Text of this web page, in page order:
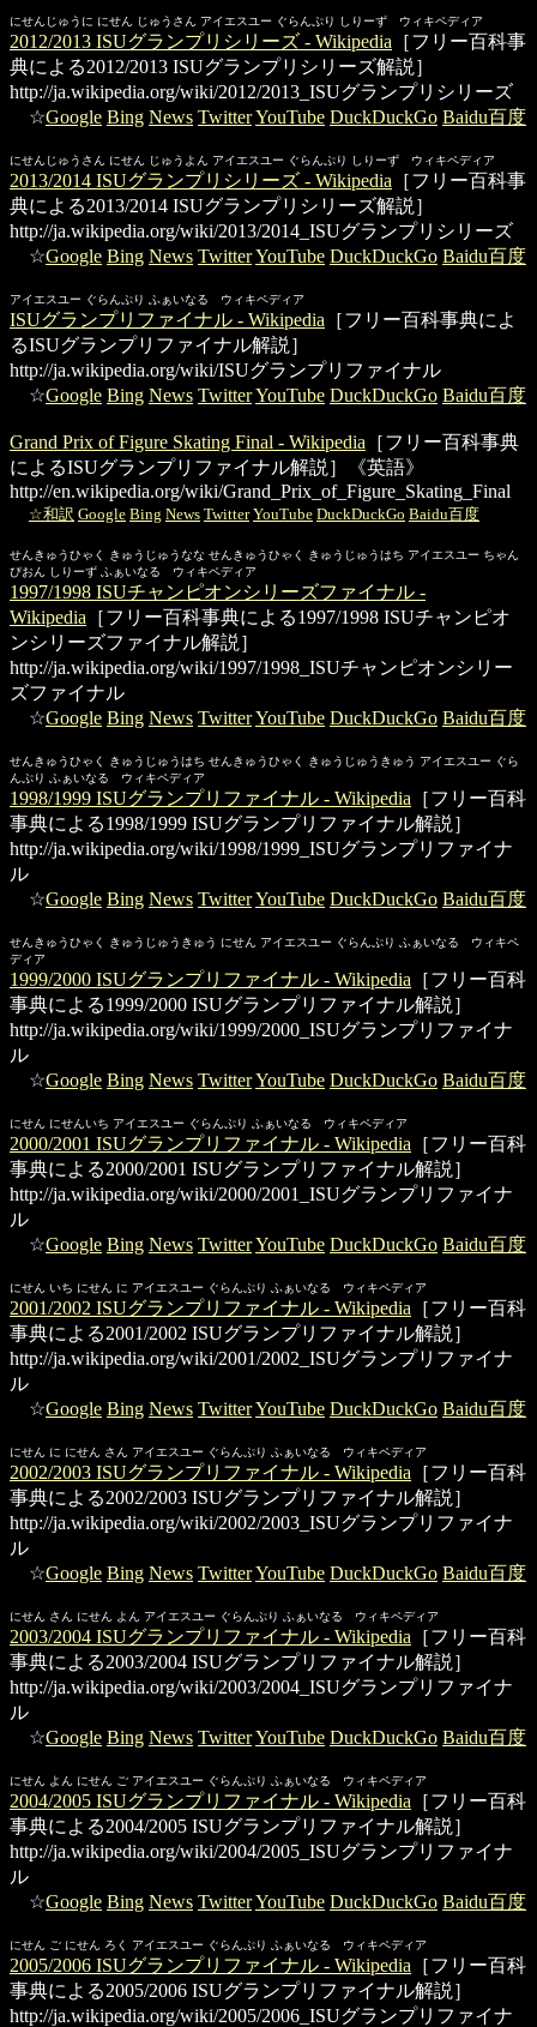
にせんじゅうに にせん じゅうさん アイエスユー ぐらんぷり しりーず ウィキペディア
2012/2013 ISUグランプリシリーズ - Wikipedia ［フリー百科事
典による2012/2013 ISUグランプリシリーズ解説］
http://ja.wikipedia.org/wiki/2012/2013_ISUグランプリシリーズ
☆Google Bing News TwitterYouTube DuckDuckGo Baidu百度
にせんじゅうさん にせん じゅうよん アイエスユー ぐらんぷり しりーず ウィキペディア
2013/2014 ISUグランプリシリーズ - Wikipedia ［フリー百科事
典による2013/2014 ISUグランプリシリーズ解説］
http://ja.wikipedia.org/wiki/2013/2014_ISUグランプリシリーズ
☆Google Bing News TwitterYouTube DuckDuckGo Baidu百度
アイエスユー ぐらんぷり ふぁいなる ウィキペディア
ISUグランプリファイナル - Wikipedia ［フリー百科事典によ
るISUグランプリファイナル解説］
http://ja.wikipedia.org/wiki/ISUグランプリファイナル
☆Google Bing News TwitterYouTube DuckDuckGo Baidu百度
Grand Prix of Figure Skating Final - Wikipedia ［フリー百科事典
によるISUグランプリファイナル解説］《英語》
http://en.wikipedia.org/wiki/Grand_Prix_of_Figure_Skating_Final
☆和訳 Google Bing News Twitter YouTube DuckDuckGo Baidu百度
せんきゅうひゃく きゅうじゅうなな せんきゅうひゃく きゅうじゅうはち アイエスユー ちゃん
ぴおん しりーず ふぁいなる ウィキペディア
1997/1998 ISUチャンピオンシリーズファイナル -
Wikipedia ［フリー百科事典による1997/1998 ISUチャンピオ
ンシリーズファイナル解説］
http://ja.wikipedia.org/wiki/1997/1998_ISUチャンピオンシリー
ズファイナル
☆Google Bing News TwitterYouTube DuckDuckGo Baidu百度
せんきゅうひゃく きゅうじゅうはち せんきゅうひゃく きゅうじゅうきゅう アイエスユー ぐら
んぷり ふぁいなる ウィキペディア
1998/1999 ISUグランプリファイナル - Wikipedia ［フリー百科
事典による1998/1999 ISUグランプリファイナル解説］
http://ja.wikipedia.org/wiki/1998/1999_ISUグランプリファイナ
ル
☆Google Bing News TwitterYouTube DuckDuckGo Baidu百度
せんきゅうひゃく きゅうじゅうきゅう にせん アイエスユー ぐらんぷり ふぁいなる ウィキペ
ディア
1999/2000 ISUグランプリファイナル - Wikipedia ［フリー百科
事典による1999/2000 ISUグランプリファイナル解説］
http://ja.wikipedia.org/wiki/1999/2000_ISUグランプリファイナ
ル
☆Google Bing News TwitterYouTube DuckDuckGo Baidu百度
にせん にせんいち アイエスユー ぐらんぷり ふぁいなる ウィキペディア
2000/2001 ISUグランプリファイナル - Wikipedia ［フリー百科
事典による2000/2001 ISUグランプリファイナル解説］
http://ja.wikipedia.org/wiki/2000/2001_ISUグランプリファイナ
ル
☆Google Bing News TwitterYouTube DuckDuckGo Baidu百度
にせん いち にせん に アイエスユー ぐらんぷり ふぁいなる ウィキペディア
2001/2002 ISUグランプリファイナル - Wikipedia ［フリー百科
事典による2001/2002 ISUグランプリファイナル解説］
http://ja.wikipedia.org/wiki/2001/2002_ISUグランプリファイナ
ル
☆Google Bing News TwitterYouTube DuckDuckGo Baidu百度
にせん に にせん さん アイエスユー ぐらんぷり ふぁいなる ウィキペディア
2002/2003 ISUグランプリファイナル - Wikipedia ［フリー百科
事典による2002/2003 ISUグランプリファイナル解説］
http://ja.wikipedia.org/wiki/2002/2003_ISUグランプリファイナ
ル
☆Google Bing News TwitterYouTube DuckDuckGo Baidu百度
にせん さん にせん よん アイエスユー ぐらんぷり ふぁいなる ウィキペディア
2003/2004 ISUグランプリファイナル - Wikipedia ［フリー百科
事典による2003/2004 ISUグランプリファイナル解説］
http://ja.wikipedia.org/wiki/2003/2004_ISUグランプリファイナ
ル
☆Google Bing News TwitterYouTube DuckDuckGo Baidu百度
にせん よん にせん ご アイエスユー ぐらんぷり ふぁいなる ウィキペディア
2004/2005 ISUグランプリファイナル - Wikipedia ［フリー百科
事典による2004/2005 ISUグランプリファイナル解説］
http://ja.wikipedia.org/wiki/2004/2005_ISUグランプリファイナ
ル
☆Google Bing News TwitterYouTube DuckDuckGo Baidu百度
にせん ご にせん ろく アイエスユー ぐらんぷり ふぁいなる ウィキペディア
2005/2006 ISUグランプリファイナル - Wikipedia ［フリー百科
事典による2005/2006 ISUグランプリファイナル解説］
http://ja.wikipedia.org/wiki/2005/2006_ISUグランプリファイナ